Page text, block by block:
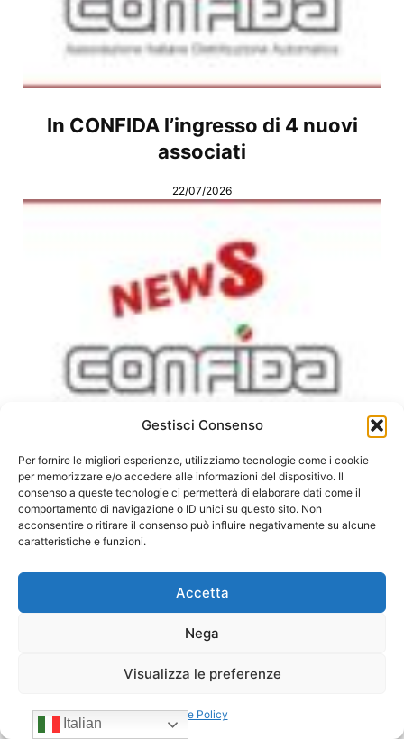
Gestisci Consenso
Per fornire le migliori esperienze, utilizziamo tecnologie come i cookie
per memorizzare e/o accedere alle informazioni del dispositivo. Il
consenso a queste tecnologie ci permetterà di elaborare dati come il
comportamento di navigazione o ID unici su questo sito. Non
acconsentire o ritirare il consenso può influire negativamente su alcune
caratteristiche e funzioni.
Accetta
Nega
Visualizza le preferenze
Cookie Policy
In CONFIDA l’ingresso di 4 nuovi
associati
22/07/2026
CONFIDA Servizi srl presenta il
nuovo Consiglio di Amministrazione
Italian